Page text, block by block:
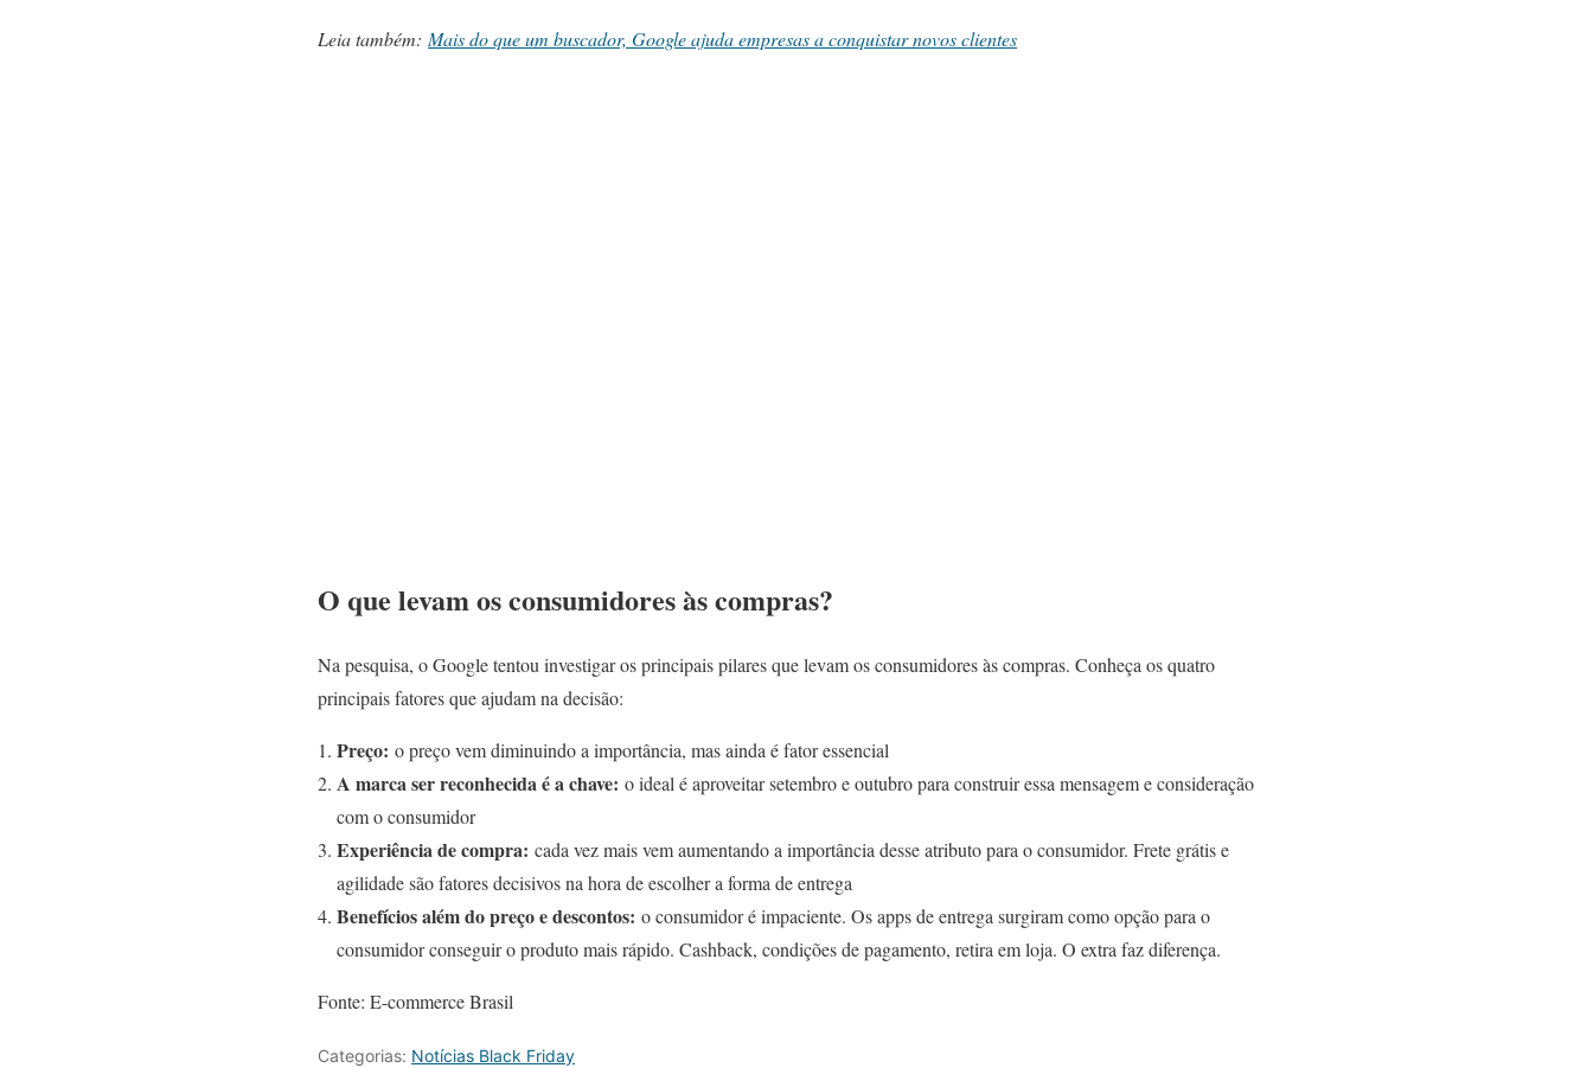
Leia também: Mais do que um buscador, Google ajuda empresas a conquistar novos clientes
O que levam os consumidores às compras?
Na pesquisa, o Google tentou investigar os principais pilares que levam os consumidores às compras. Conheça os quatro
principais fatores que ajudam na decisão:
Preço: o preço vem diminuindo a importância, mas ainda é fator essencial
A marca ser reconhecida é a chave: o ideal é aproveitar setembro e outubro para construir essa mensagem e consideração
com o consumidor
Experiência de compra: cada vez mais vem aumentando a importância desse atributo para o consumidor. Frete grátis e
agilidade são fatores decisivos na hora de escolher a forma de entrega
Benefícios além do preço e descontos: o consumidor é impaciente. Os apps de entrega surgiram como opção para o
consumidor conseguir o produto mais rápido. Cashback, condições de pagamento, retira em loja. O extra faz diferença.
Fonte: E-commerce Brasil
Categorias: Notícias Black Friday